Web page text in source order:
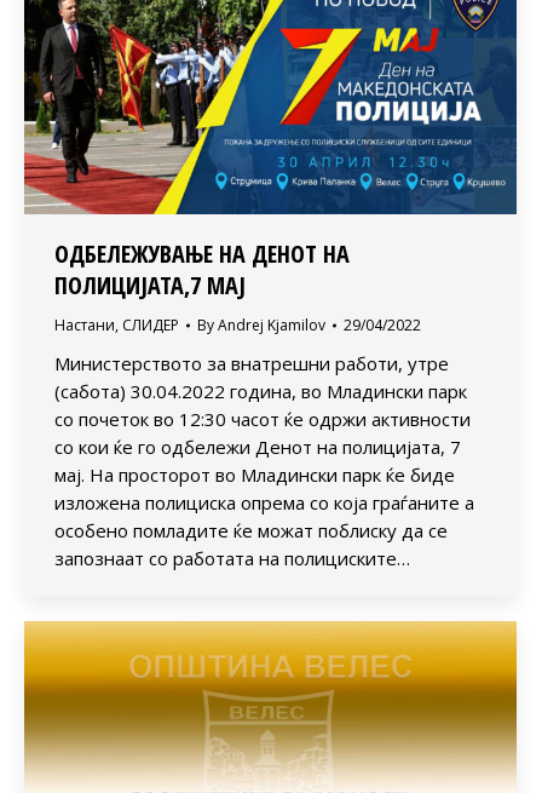
ОДБЕЛЕЖУВАЊЕ НА ДЕНОТ НА
ПОЛИЦИЈАТА,7 МАЈ
Настани, СЛИДЕР ByAndrej Kjamilov 29/04/2022
Министерството за внатрешни работи, утре
(сабота) 30.04.2022 година, во Младински парк
со почеток во 12:30 часот ќе одржи активности
со кои ќе го одбележи Денот на полицијата, 7
мај. На просторот во Младински парк ќе биде
изложена полициска опрема со која граѓаните а
особено помладите ќе можат поблиску да се
запознаат со работата на полициските…